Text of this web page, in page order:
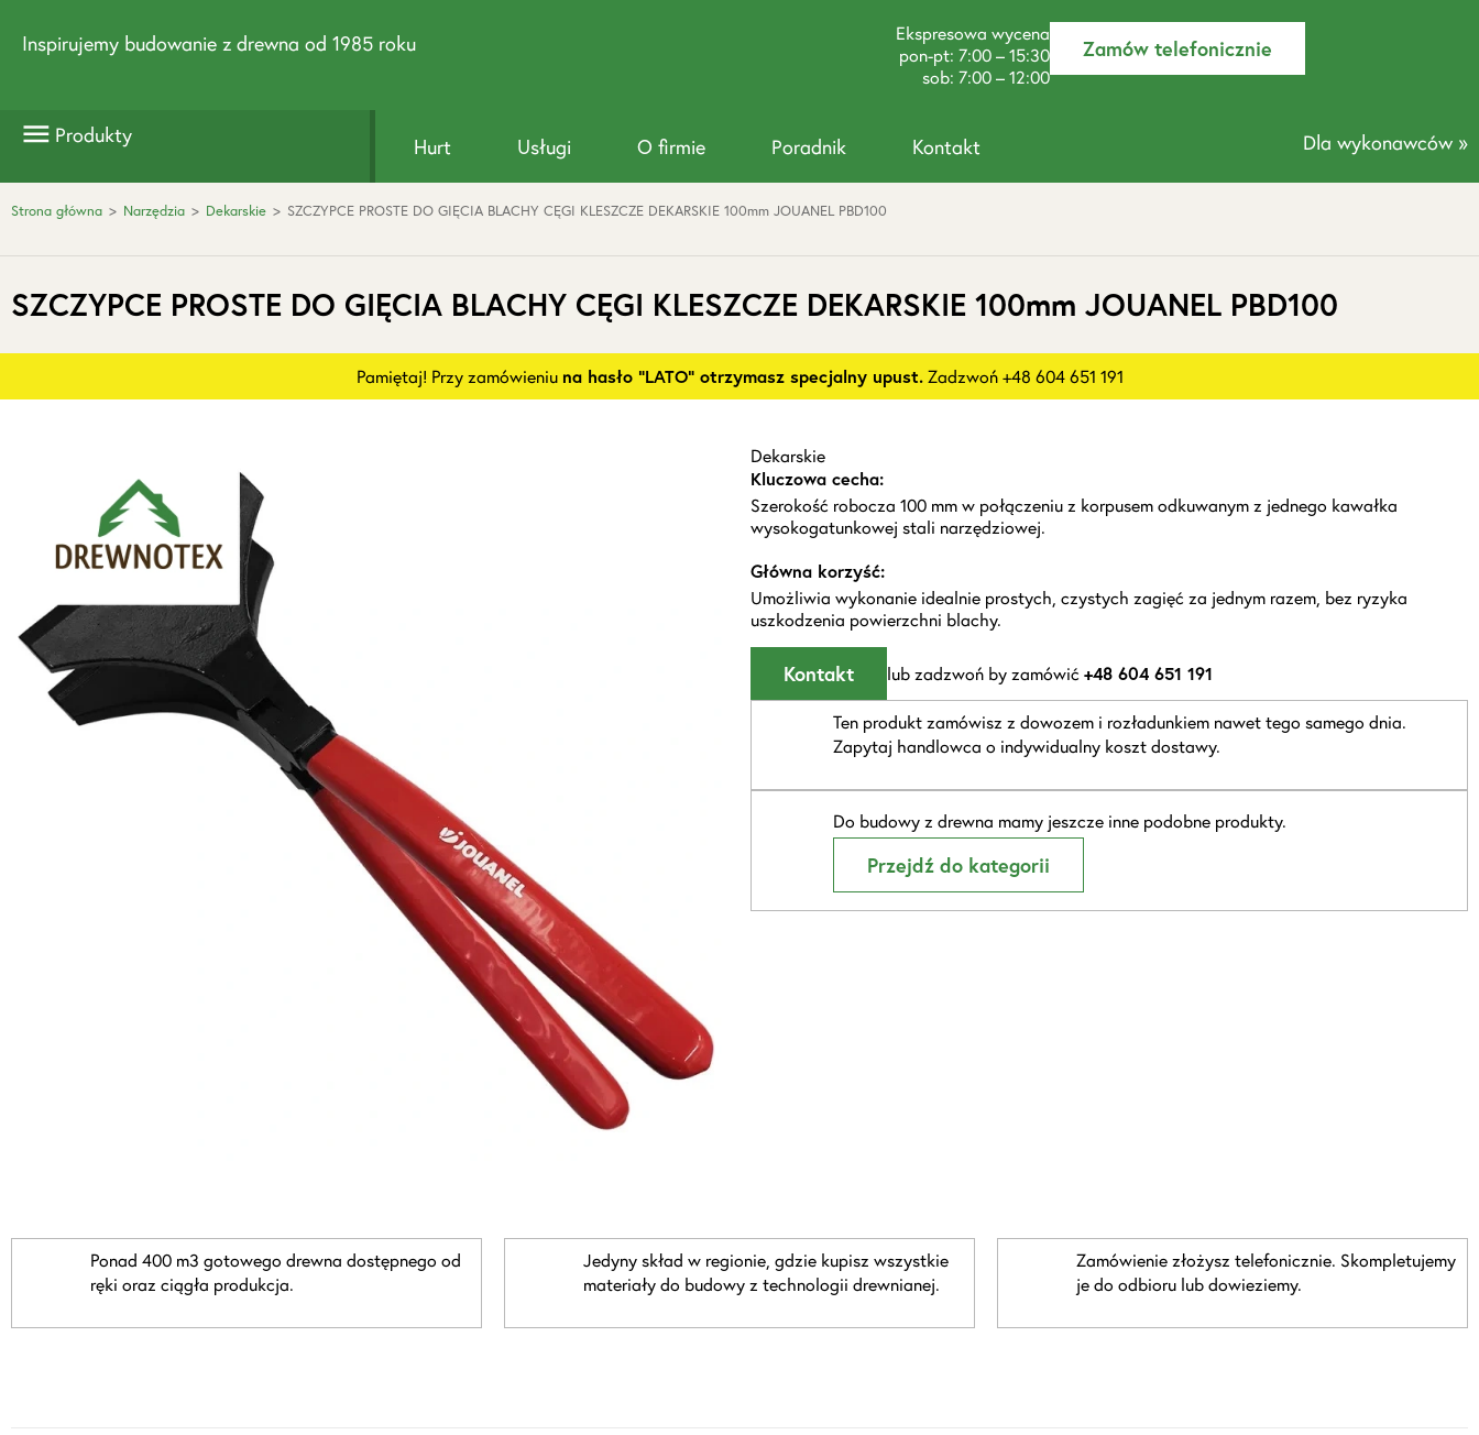
Inspirujemy budowanie z drewna od 1985 roku
Ekspresowa wycena
pon-pt: 7:00 – 15:30
sob: 7:00 – 12:00
Zamów telefonicznie
Produkty Hurt Usługi O firmie Poradnik Kontakt Dla wykonawców »
Strona główna > Narzędzia > Dekarskie > SZCZYPCE PROSTE DO GIĘCIA BLACHY CĘGI KLESZCZE DEKARSKIE 100mm JOUANEL PBD100
SZCZYPCE PROSTE DO GIĘCIA BLACHY CĘGI KLESZCZE DEKARSKIE 100mm JOUANEL PBD100
Pamiętaj! Przy zamówieniu na hasło "LATO" otrzymasz specjalny upust.Zadzwoń +48 604 651 191
Dekarskie
Kluczowa cecha:
Szerokość robocza 100 mm w połączeniu z korpusem odkuwanym z jednego kawałka
wysokogatunkowej stali narzędziowej.
Główna korzyść:
Umożliwia wykonanie idealnie prostych, czystych zagięć za jednym razem, bez ryzyka
uszkodzenia powierzchni blachy.
Kontakt lub zadzwoń by zamówić+48 604 651 191
Ten produkt zamówisz z dowozem i rozładunkiem nawet tego samego dnia.
Zapytaj handlowca o indywidualny koszt dostawy.
Do budowy z drewna mamy jeszcze inne podobne produkty.
Przejdź do kategorii
Ponad 400 m3 gotowego drewna dostępnego od
ręki oraz ciągła produkcja.
Jedyny skład w regionie, gdzie kupisz wszystkie
materiały do budowy z technologii drewnianej.
Zamówienie złożysz telefonicznie. Skompletujemy
je do odbioru lub dowieziemy.